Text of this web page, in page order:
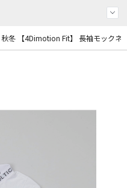
秋冬 【4Dimotion Fit】 長袖モックネ